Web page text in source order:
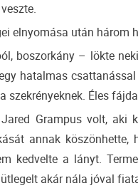
elnyomása után három
boszorkány – lökte
hatalmas
szekrényeknek. Éles
Grampus volt, aki
annak
kedvelte a lányt.
akár nála jóval